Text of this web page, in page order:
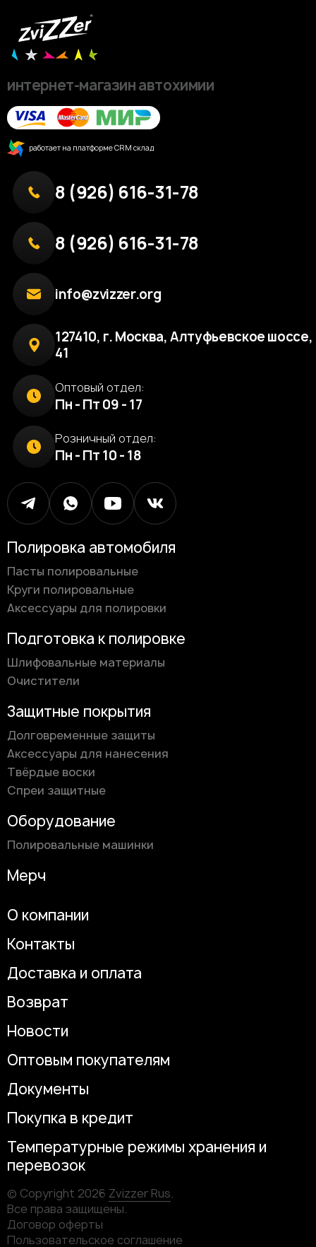
интернет-магазин автохимии
работает на платформе CRM склад
8 (926) 616-31-78
8 (926) 616-31-78
info@zvizzer.org
127410, г. Москва, Алтуфьевское шоссе,
41
Оптовый отдел:
Пн - Пт 09 - 17
Розничный отдел:
Пн - Пт 10 - 18
Полировка автомобиля
Пасты полировальные
Круги полировальные
Аксессуары для полировки
Подготовка к полировке
Шлифовальные материалы
Очистители
Защитные покрытия
Долговременные защиты
Аксессуары для нанесения
Твёрдые воски
Спреи защитные
Оборудование
Полировальные машинки
Мерч
О компании
Контакты
Доставка и оплата
Возврат
Новости
Оптовым покупателям
Документы
Покупка в кредит
Температурные режимы хранения и
перевозок
© Copyright 2026 Zvizzer Rus.
Все права защищены.
Договор оферты
Пользовательское соглашение